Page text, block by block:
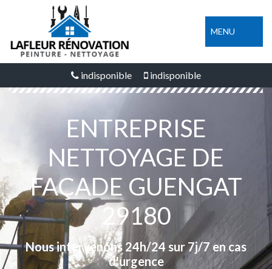
MENU
indisponible indisponible
ENTREPRISE
NETTOYAGE DE
FAÇADE GUENGAT
29180
Nous intervenons 24h/24 sur 7j/7 en cas
d'urgence